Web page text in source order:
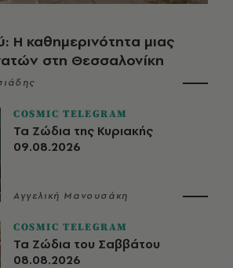
Η καθημερινότητα μιας
στη Θεσσαλονίκη
COSMIC TELEGRAM
Τα Ζώδια της Κυριακής
09.08.2026
Αγγελική Μανουσάκη
COSMIC TELEGRAM
Τα Ζώδια του Σαββάτου
08.08.2026